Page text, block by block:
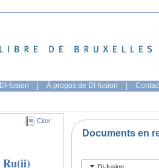
fusion | À propos de DI-fusion |
Citer
Ru(ii)
Documents en